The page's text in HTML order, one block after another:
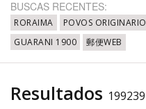
Até
BUSCAS RECENTES:
RORAIMA POVOS
GUARANI 1900
郵便WEB
Resultados